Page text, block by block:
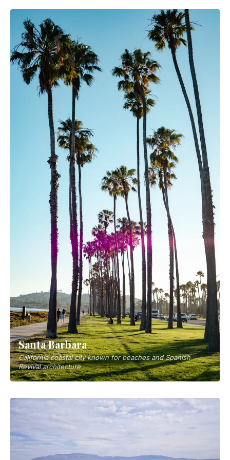
Santa Barbara
California coastal city known for beaches and Spanish
Revival architecture